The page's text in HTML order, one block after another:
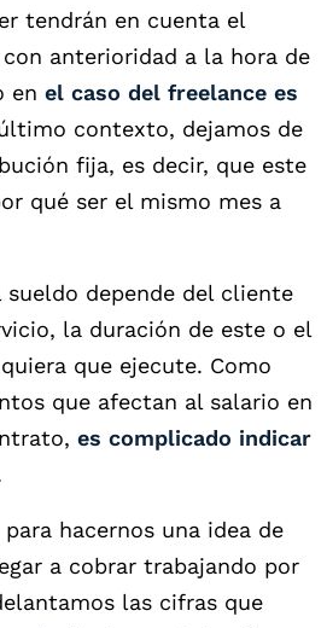
tendrán en cuenta el
anterioridad a la hora de
en el caso del freelance es
contexto, dejamos de
fija, es decir, que este
qué ser el mismo mes a
sueldo depende del cliente
la duración de este o el
que ejecute. Como
que afectan al salario en
es complicado indicar
hacernos una idea de
a cobrar trabajando por
las cifras que